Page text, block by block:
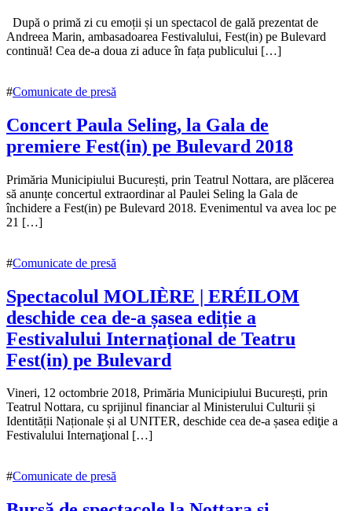
12
octombrie
201812
După o primă zi cu emoții și un spectacol de gală prezentat de
Andreea Marin, ambasadoarea Festivalului, Fest(in) pe Bulevard
continuă! Cea de-a doua zi aduce în fața publicului […]
#Comunicate de presă
Concert Paula Seling, la Gala de
premiere Fest(in) pe Bulevard 2018
11
octombrie
201811
octombrie
Primăria Municipiului București, prin Teatrul Nottara, are plăcerea
să anunțe concertul extraordinar al Paulei Seling la Gala de
închidere a Fest(in) pe Bulevard 2018. Evenimentul va avea loc pe
21 […]
#Comunicate de presă
Spectacolul MOLIÈRE | ERÉILOM
deschide cea de-a șasea ediție a
Festivalului Internaţional de Teatru
Fest(in) pe Bulevard
11
octombrie
201811
octombrie
Vineri, 12 octombrie 2018, Primăria Municipiului București, prin
Teatrul Nottara, cu sprijinul financiar al Ministerului Culturii și
Identității Naționale și al UNITER, deschide cea de-a șasea ediţie a
Festivalului Internaţional […]
#Comunicate de presă